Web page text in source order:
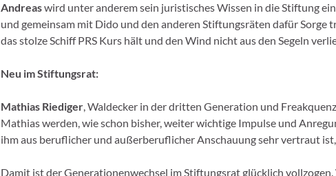
Andreaswird unter anderem sein juristisches Wissen in die Stiftung
und gemeinsam mit Dido und den anderen Stiftungsräten dafür Sorge
das stolze Schiff PRS Kurs hält und den Wind nicht aus den Segeln
Neu im Stiftungsrat:
Mathias Riediger, Waldecker in der dritten Generation und
Mathias werden, wie schon bisher, weiter wichtige Impulse und
ihm aus beruflicher und außerberuflicher Anschauung sehr vertraut
Damit ist der Generationenwechsel im Stiftungsrat glücklich